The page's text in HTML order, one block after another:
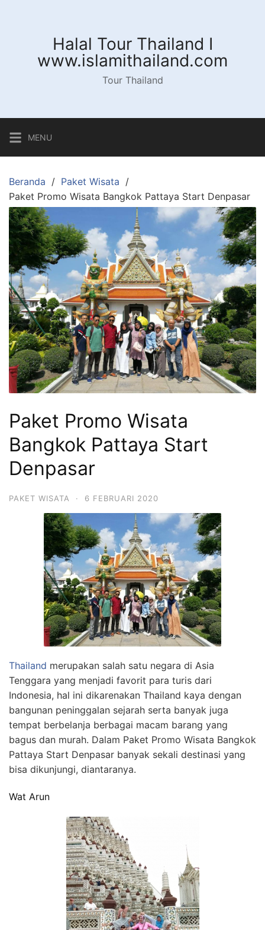
Halal Tour Thailand I
www.islamithailand.com
Tour Thailand
MENU
Beranda
Paket Wisata
Paket Promo Wisata Bangkok Pattaya Start Denpasar
Paket Promo Wisata
Bangkok Pattaya Start
Denpasar
PAKET WISATA · 6 FEBRUARI 2020
Thailand merupakan salah satu negara di Asia
Tenggara yang menjadi favorit para turis dari
Indonesia, hal ini dikarenakan Thailand kaya dengan
bangunan peninggalan sejarah serta banyak juga
tempat berbelanja berbagai macam barang yang
bagus dan murah. Dalam Paket Promo Wisata Bangkok
Pattaya Start Denpasar banyak sekali destinasi yang
bisa dikunjungi, diantaranya.
Wat Arun